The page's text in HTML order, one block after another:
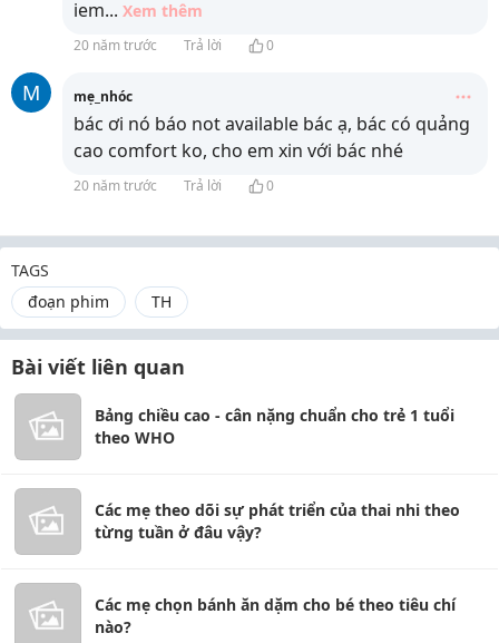
iem... Xem thêm
20 năm trước Trả lời 0
M mẹ_nhóc
bác ơi nó báo not available bác ạ, bác có quảng
cao comfort ko, cho em xin với bác nhé
20 năm trước Trả lời 0
TAGS
đoạn phim
TH
Bài viết liên quan
Bảng chiều cao - cân nặng chuẩn cho trẻ 1 tuổi
theo WHO
Các mẹ theo dõi sự phát triển của thai nhi theo
từng tuần ở đâu vậy?
Các mẹ chọn bánh ăn dặm cho bé theo tiêu chí
nào?